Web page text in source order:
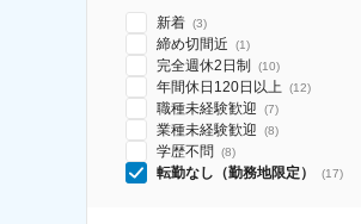
新着 (3)
締め切間近 (1)
完全週休2日制 (10)
年間休日120日以上 (12)
職種未経験歓迎 (7)
業種未経験歓迎 (8)
学歴不問 (8)
転勤なし（勤務地限定） (17)